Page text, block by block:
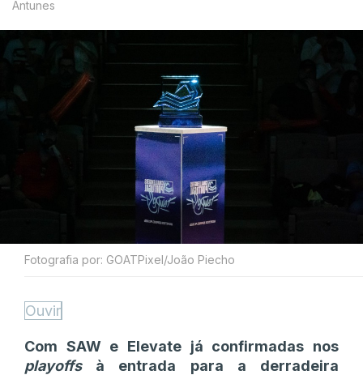
Antunes
Fotografia por: GOATPixel/João Piecho
Ouvir
Com SAW e Elevate já confirmadas nos
playoffsà entrada para a derradeira